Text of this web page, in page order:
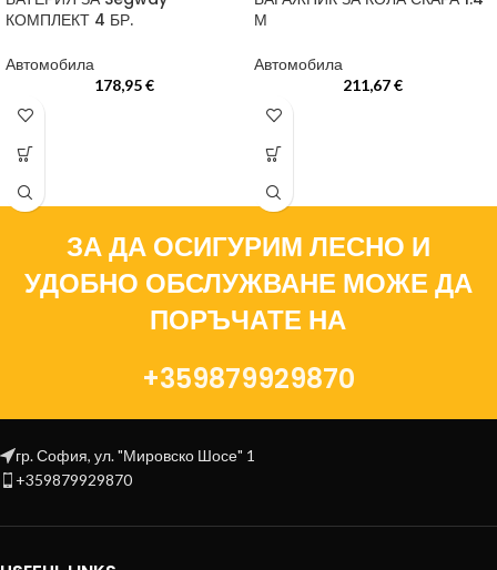
КОМПЛЕКТ 4 БР.
Автомобила
178,95€
М
Автомобила
211,67€
ЗА ДА ОСИГУРИМ ЛЕСНО И
УДОБНО ОБСЛУЖВАНЕ МОЖЕ ДА
ПОРЪЧАТЕ НА
+359879929870
гр. София, ул. "Мировско Шосе" 1
+359879929870